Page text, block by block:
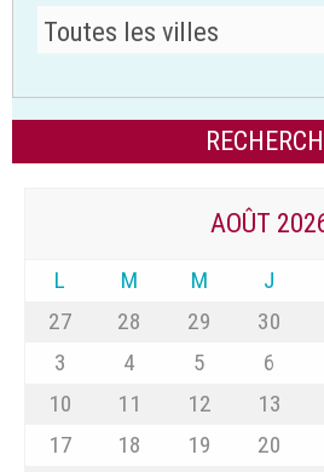
AOÛT
L M M J
27
28 29 30
3
4 5 6
10
11 12 13
17
18 19 20